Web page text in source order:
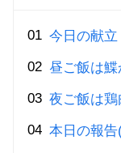
今日の献立
昼ご飯は
夜ご飯は
本日の報告